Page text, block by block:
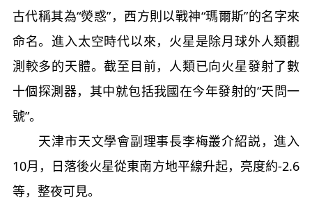
古代稱其為“熒惑”，西方則以戰神“瑪爾斯”的名字來
命名。進入太空時代以來，火星是除月球外人類觀
測較多的天體。截至目前，人類已向火星發射了數
十個探測器，其中就包括我國在今年發射的“天問一
號”。
天津市天文學會副理事長李梅叢介紹説，進入
10月，日落後火星從東南方地平線升起，亮度約-2.6
等，整夜可見。